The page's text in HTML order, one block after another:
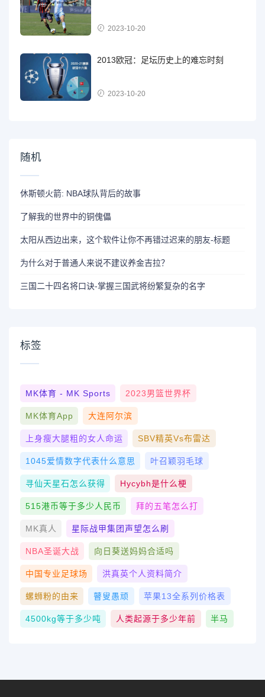
2023-10-20
2013欧冠：足坛历史上的难忘时刻
2023-10-20
随机
休斯顿火箭: NBA球队背后的故事
了解我的世界中的铜傀儡
太阳从西边出来，这个软件让你不再错过迟来的朋友-标题
为什么对于普通人来说不建议养金吉拉？
三国二十四名将口诀-掌握三国武将纷繁复杂的名字
标签
MK体育 - MK Sports 2023男篮世界杯
MK体育App 大连阿尔滨
上身瘦大腿粗的女人命运 SBV精英vs布雷达
1045爱情数字代表什么意思 叶召颖羽毛球
寻仙天星石怎么获得 Hycybh是什么梗
515港币等于多少人民币 拜的五笔怎么打
MK真人 星际战甲集团声望怎么刷
NBA圣诞大战 向日葵送妈妈合适吗
中国专业足球场 洪真英个人资料简介
螺蛳粉的由来 瞽叟愚顽 苹果13全系列价格表
4500kg等于多少吨 人类起源于多少年前 半马